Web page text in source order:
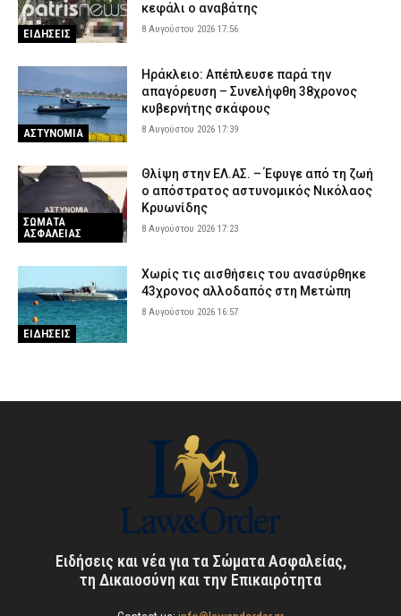
ΕΙΔΗΣΕΙΣ
κεφάλι ο αναβάτης
8 Αυγούστου 2026 17:56
ΑΣΤΥΝΟΜΙΑ
Ηράκλειο: Απέπλευσε παρά την
απαγόρευση – Συνελήφθη 38χρονος
κυβερνήτης σκάφους
8 Αυγούστου 2026 17:39
ΣΩΜΑΤΑ
ΑΣΦΑΛΕΙΑΣ
Θλίψη στην ΕΛ.ΑΣ. – Έφυγε από τη ζωή
ο απόστρατος αστυνομικός Νικόλαος
Κρυωνίδης
8 Αυγούστου 2026 17:23
ΕΙΔΗΣΕΙΣ
Χωρίς τις αισθήσεις του ανασύρθηκε
43χρονος αλλοδαπός στη Μετώπη
8 Αυγούστου 2026 16:57
Ειδήσεις και νέα για τα Σώματα Ασφαλείας,
τη Δικαιοσύνη και την Επικαιρότητα